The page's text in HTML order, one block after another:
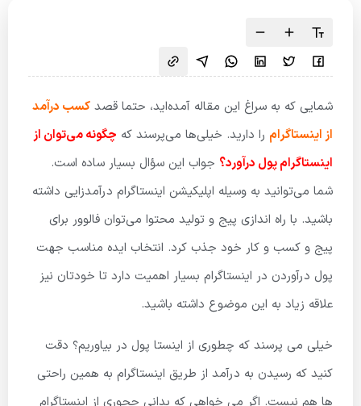
شمایی که به سراغ این مقاله آمده‌اید، حتما قصد کسب درآمد
از اینستاگرام را دارید. خیلی‌ها می‌پرسند که چگونه می‌توان از
اینستاگرام پول درآورد؟ جواب این سؤال بسیار ساده است.
شما می‌توانید به وسیله اپلیکیشن اینستاگرام درآمدزایی داشته
باشید. با راه اندازی پیج و تولید محتوا می‌توان فالوور برای
پیج و کسب و کار خود جذب کرد. انتخاب ایده مناسب جهت
پول درآوردن در اینستاگرام بسیار اهمیت دارد تا خودتان نیز
علاقه زیاد به این موضوع داشته باشید.
خیلی می پرسند که چطوری از اینستا پول در بیاوریم؟ دقت
کنید که رسیدن به درآمد از طریق اینستاگرام به همین راحتی